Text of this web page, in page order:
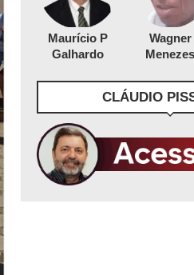
Maurício P
Galhardo
Wagner
Menezes
CLÁUDIO